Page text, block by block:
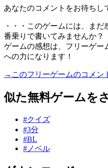
あなたのコメントをお待ちし
・・・このゲームには、ま
番乗りで書いてみませんか？
ゲームの感想は、フリーゲー
への力になります！
→このフリーゲームのコメン
似た無料ゲームを
#クイズ
#3分
#BL
#ノベル